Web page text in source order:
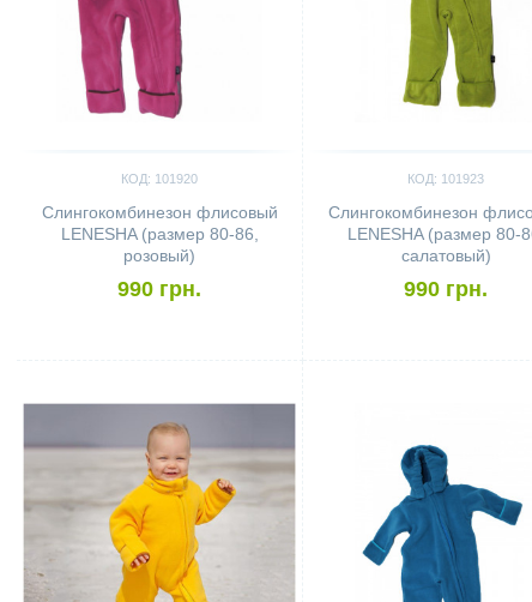
КОД: 101920
Слингокомбинезон флисовый
LENESHA (размер 80-86,
розовый)
990 грн.
КОД: 101923
Слингокомбинезон
LENESHA (размер 80-
салатовый)
990 грн.